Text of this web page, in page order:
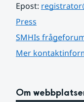
Epost:
Press
SMHIs
Mer
Om